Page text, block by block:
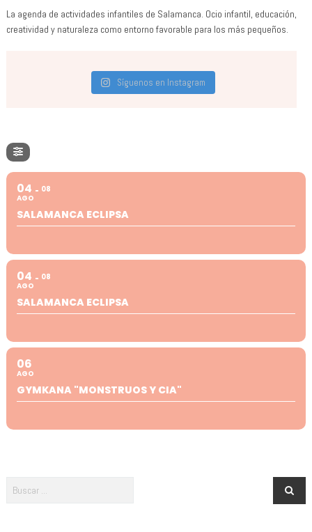
La agenda de actividades infantiles de Salamanca. Ocio infantil, educación,
creatividad y naturaleza como entorno favorable para los más pequeños.
Síguenos en Instagram
04
AGO
08
SALAMANCA ECLIPSA
04
AGO
08
SALAMANCA ECLIPSA
06
AGO
GYMKANA "MONSTRUOS Y CIA"